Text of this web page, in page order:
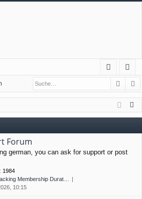
m
el
ist
rie
Forum
german, you can ask for support or post
: 1984
Membership Durat…
10:15